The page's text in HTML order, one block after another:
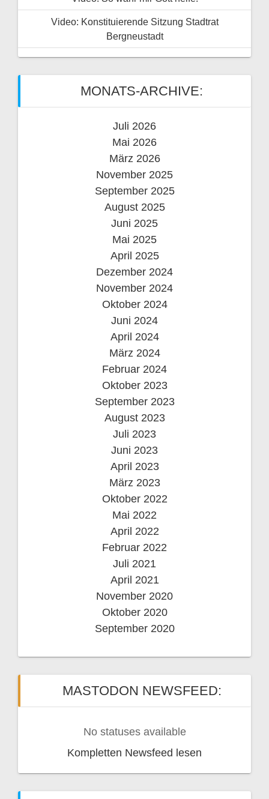
Video: Konstituierende Sitzung Stadtrat
Bergneustadt
MONATS-ARCHIVE:
Juli 2026
Mai 2026
März 2026
November 2025
September 2025
August 2025
Juni 2025
Mai 2025
April 2025
Dezember 2024
November 2024
Oktober 2024
Juni 2024
April 2024
März 2024
Februar 2024
Oktober 2023
September 2023
August 2023
Juli 2023
Juni 2023
April 2023
März 2023
Oktober 2022
Mai 2022
April 2022
Februar 2022
Juli 2021
April 2021
November 2020
Oktober 2020
September 2020
MASTODON NEWSFEED:
No statuses available
Kompletten Newsfeed lesen